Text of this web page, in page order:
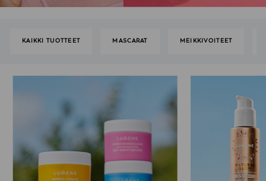
KAIKKI TUOTTEET MASCARAT MEIKKIVOITEET